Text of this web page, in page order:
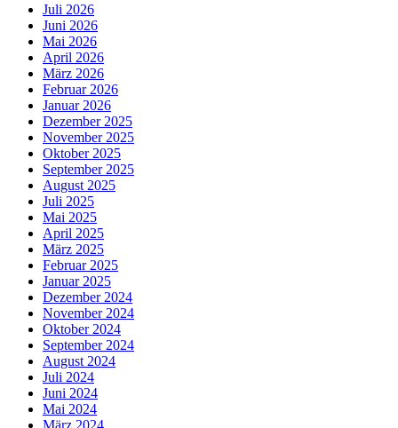
Juli 2026
Juni 2026
Mai 2026
April 2026
März 2026
Februar 2026
Januar 2026
Dezember 2025
November 2025
Oktober 2025
September 2025
August 2025
Juli 2025
Mai 2025
April 2025
März 2025
Februar 2025
Januar 2025
Dezember 2024
November 2024
Oktober 2024
September 2024
August 2024
Juli 2024
Juni 2024
Mai 2024
März 2024